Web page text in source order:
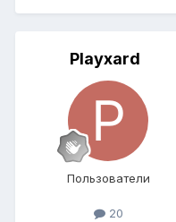
Playxard
Пользователи
20